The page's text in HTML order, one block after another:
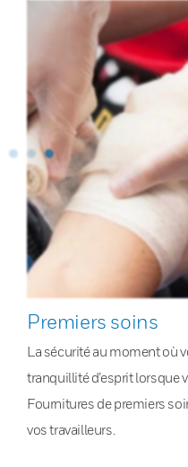
Premiers soins
La sécurité au moment où
tranquillité d’esprit lorsque
Fournitures de premiers
vos travailleurs.